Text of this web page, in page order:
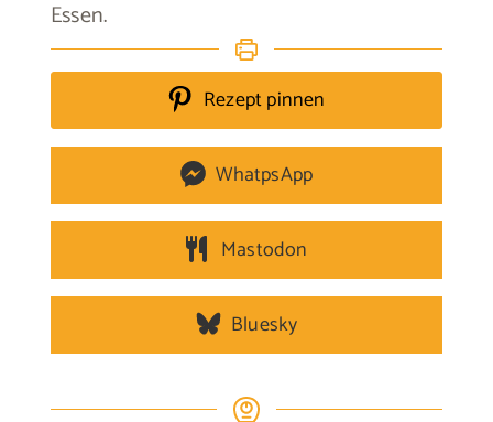
Essen.
Rezept pinnen
WhatpsApp
Mastodon
Bluesky